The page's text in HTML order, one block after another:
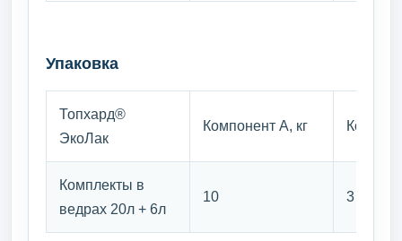
Упаковка
Топхард®
ЭкоЛак
Компонент А, кг
Комплекты в
ведрах 20л + 6л
10 3